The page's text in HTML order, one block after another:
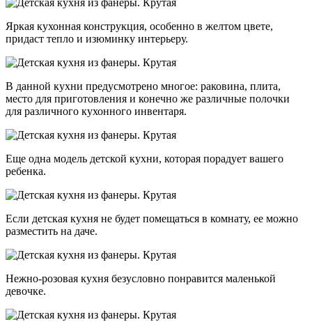
Яркая кухонная конструкция, особенно в желтом цвете,
придаст тепло и изюминку интерьеру.
В данной кухни предусмотрено многое: раковина, плита,
место для приготовления и конечно же различные полочки
для различного кухонного инвентаря.
Еще одна модель детской кухни, которая порадует вашего
ребенка.
Если детская кухня не будет помещаться в комнату, ее можно
разместить на даче.
Нежно-розовая кухня безусловно понравится маленькой
девочке.